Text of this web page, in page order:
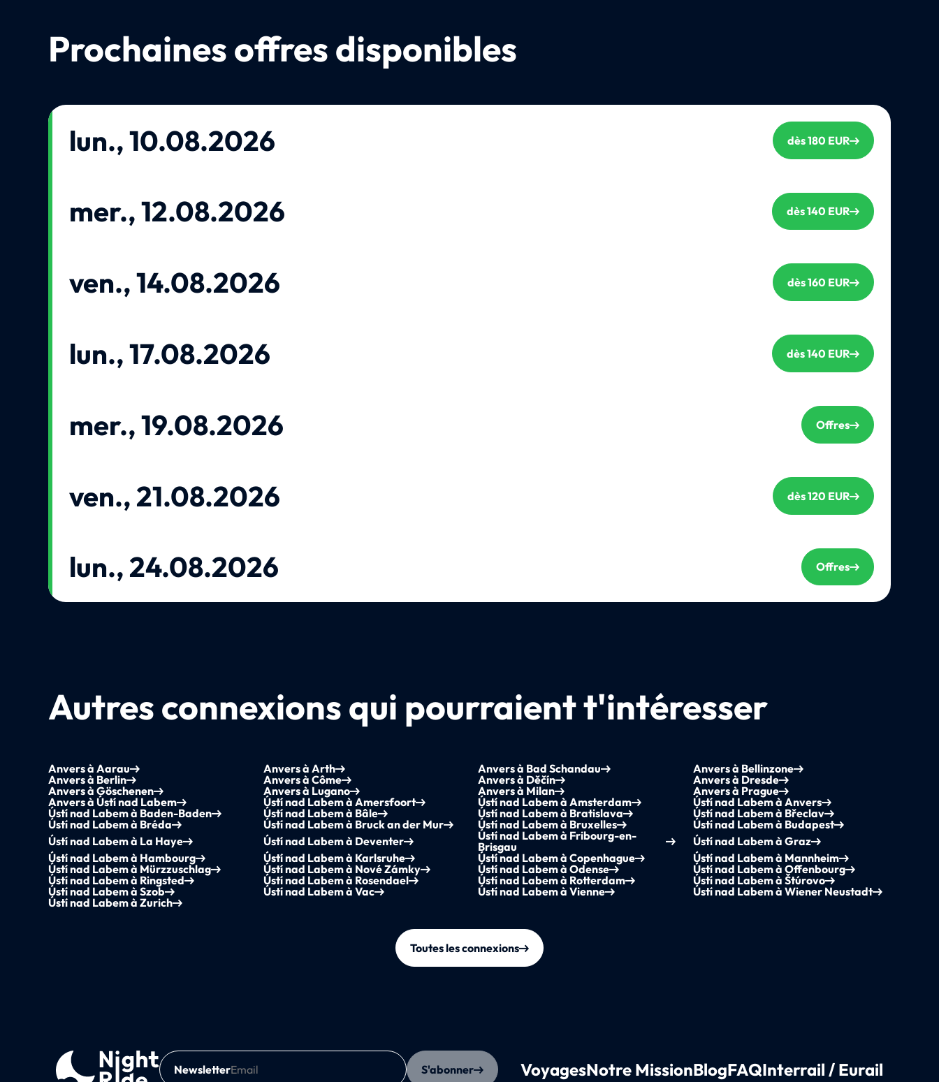
Prochaines offres disponibles
lun., 10.08.2026 dès 180 EUR
mer., 12.08.2026 dès 140 EUR
ven., 14.08.2026 dès 160 EUR
lun., 17.08.2026 dès 140 EUR
mer., 19.08.2026 Offres
ven., 21.08.2026 dès 120 EUR
lun., 24.08.2026 Offres
Autres connexions qui pourraient t'intéresser
Anvers à Aarau Anvers à Arth Anvers à Bad Schandau
Anvers à Bellinzone
Anvers à Berlin
Anvers à Côme Anvers à Děčín
Anvers à Dresde
Anvers à Göschenen
Anvers à Lugano Anvers à Milan
Anvers à Prague
Anvers à Ústí nad Labem
Ústí nad Labem à Amersfoort Ústí nad Labem à Amsterdam
Ústí nad Labem à Anvers
Ústí nad Labem à Baden-Baden
Ústí nad Labem à Bâle Ústí nad Labem à Bratislava
Ústí nad Labem à Břeclav
Ústí nad Labem à Bréda
Ústí nad Labem à Bruck an der Mur Ústí nad Labem à Bruxelles
Ústí nad Labem à Budapest
Ústí nad Labem à La Haye
Ústí nad Labem à Deventer
Ústí nad Labem à Fribourg-en-
Brisgau
Ústí nad Labem à Graz
Ústí nad Labem à Hambourg
Ústí nad Labem à Karlsruhe Ústí nad Labem à Copenhague
Ústí nad Labem à Mannheim
Ústí nad Labem à Mürzzuschlag
Ústí nad Labem à Nové Zámky Ústí nad Labem à Odense
Ústí nad Labem à Offenbourg
Ústí nad Labem à Ringsted
Ústí nad Labem à Rosendael Ústí nad Labem à Rotterdam
Ústí nad Labem à Štúrovo
Ústí nad Labem à Szob
Ústí nad Labem à Vac Ústí nad Labem à Vienne
Ústí nad Labem à Wiener Neustadt
Ústí nad Labem à Zurich
Toutes les connexions
Newsletter S'abonner VoyagesNotre MissionBlogFAQInterrail / Eurail